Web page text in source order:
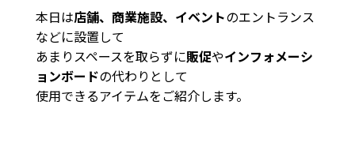
本日は店舗、 商業施設、イベントのエントランス
などに設置して
あまりスペースを取らずに販促やインフォメーシ
ョンボードの代わりとして
使用できるアイテムをご紹介します。